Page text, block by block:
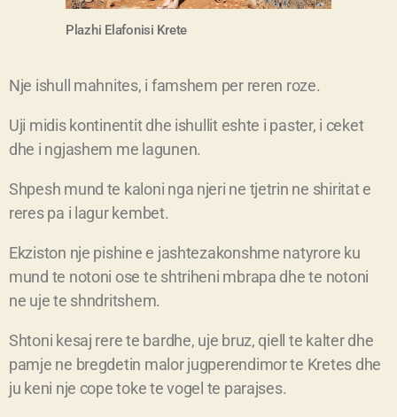
Plazhi Elafonisi Krete
Nje ishull mahnites, i famshem per reren roze.
Uji midis kontinentit dhe ishullit eshte i paster, i ceket
dhe i ngjashem me lagunen.
Shpesh mund te kaloni nga njeri ne tjetrin ne shiritat e
reres pa i lagur kembet.
Ekziston nje pishine e jashtezakonshme natyrore ku
mund te notoni ose te shtriheni mbrapa dhe te notoni
ne uje te shndritshem.
Shtoni kesaj rere te bardhe, uje bruz, qiell te kalter dhe
pamje ne bregdetin malor jugperendimor te Kretes dhe
ju keni nje cope toke te vogel te parajses.